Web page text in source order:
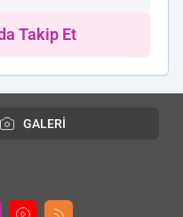
Takip Et
GALERİ